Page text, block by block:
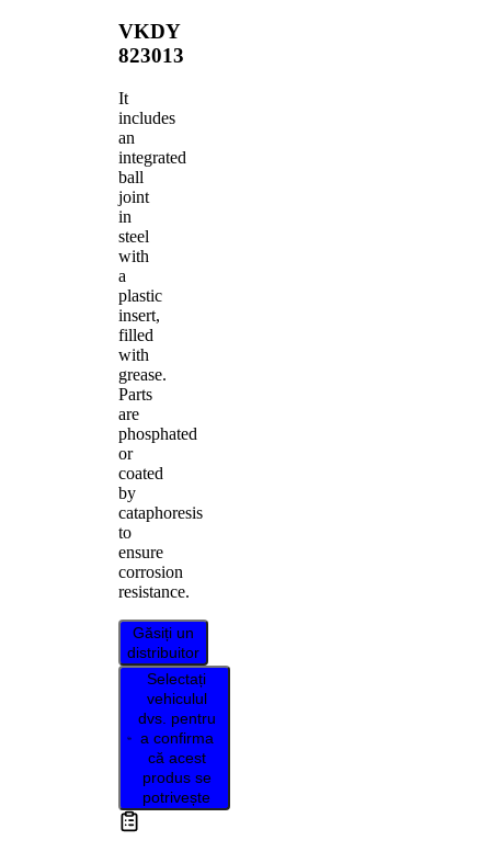
VKDY
823013
It
includes
an
integrated
ball
joint
in
steel
with
a
plastic
insert,
filled
with
grease.
Parts
are
phosphated
or
coated
by
cataphoresis
to
ensure
corrosion
resistance.
Găsiți un
distribuitor
Selectați
vehiculul
dvs. pentru
a confirma
că acest
produs se
potrivește